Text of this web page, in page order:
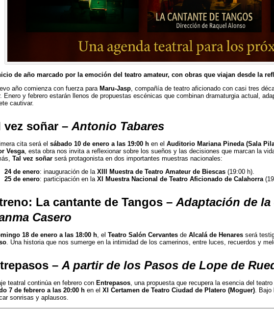
de año marcado por la emoción del teatro amateur, con obras que viajan desde la
año comienza con fuerza para Maru-Jasp, compañía de teatro aficionado con casi tres
Enero y febrero estarán llenos de propuestas escénicas que combinan dramaturgia actual,
cautivar.
vez soñar– Antonio Tabares
cita será el sábado 10 de enero a las 19:00 hen el Auditorio Mariana Pineda (Sala
Vesga, esta obra nos invita a reflexionar sobre los sueños y las decisiones que marcan la
Tal vez soñarserá protagonista en dos importantes muestras nacionales:
24 de enero: inauguración de la XIII Muestra de Teatro Amateur de Biescas(19:00 h).
25 de enero: participación en la XI Muestra Nacional de Teatro Aficionado de Calahorra
La cantante de Tangos–Adaptación de
Casero
18 de enero a las 18:00 h, el Teatro Salón Cervantesde Alcalá de Henaresserá
. Una historia que nos sumerge en la intimidad de los camerinos, entre luces, recuerdos y
– A partir de los Pasos de Lope de
teatral continúa en febrero con Entrepasos, una propuesta que recupera la esencia del
7 de febrero a las 20:00 hen el XI Certamen de Teatro Ciudad de Platero (Moguer). Bajo
sonrisas y aplausos.